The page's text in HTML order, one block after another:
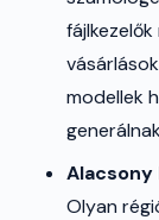
modellek
Olyan